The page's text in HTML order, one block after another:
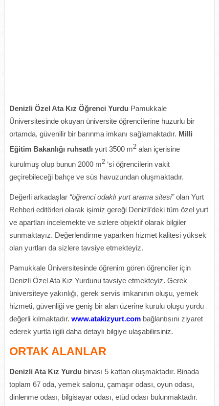
Denizli Özel Ata Kız Öğrenci Yurdu Pamukkale
Üniversitesinde okuyan üniversite öğrencilerine huzurlu bir
ortamda, güvenilir bir barınma imkanı sağlamaktadır. Milli
Eğitim Bakanlığı ruhsatlı yurt 3500 m2alan içerisine
kurulmuş olup bunun 2000 m2‘si öğrencilerin vakit
geçirebileceği bahçe ve süs havuzundan oluşmaktadır.
Değerli arkadaşlar “öğrenci odaklı yurt arama sitesi”olan Yurt
Rehberi editörleri olarak işimiz gereği Denizli’deki tüm özel yurt
ve apartları incelemekte ve sizlere objektif olarak bilgiler
sunmaktayız. Değerlendirme yaparken hizmet kalitesi yüksek
olan yurtları da sizlere tavsiye etmekteyiz.
Pamukkale Üniversitesinde öğrenim gören öğrenciler için
Denizli Özel Ata Kız Yurdunu tavsiye etmekteyiz. Gerek
üniversiteye yakınlığı, gerek servis imkanının oluşu, yemek
hizmeti, güvenliği ve geniş bir alan üzerine kurulu oluşu yurdu
değerli kılmaktadır. www.atakizyurt.combağlantısını ziyaret
ederek yurtla ilgili daha detaylı bilgiye ulaşabilirsiniz.
ORTAK ALANLAR
Denizli Ata Kız Yurdu binası 5 kattan oluşmaktadır. Binada
toplam 67 oda, yemek salonu, çamaşır odası, oyun odası,
dinlenme odası, bilgisayar odası, etüd odası bulunmaktadır.